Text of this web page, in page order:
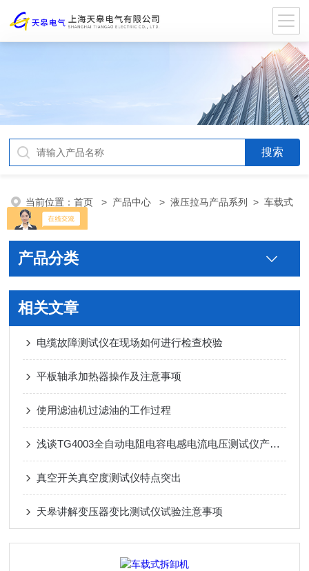
当前位置：首页 > 产品中心 >液压拉马产品系列 >车载式
液压拉马
产品分类
相关文章
电缆故障测试仪在现场如何进行检查校验
平板轴承加热器操作及注意事项
使用滤油机过滤油的工作过程
浅谈TG4003全自动电阻电容电感电流电压测试仪产品特性
真空开关真空度测试仪特点突出
天皋讲解变压器变比测试仪试验注意事项